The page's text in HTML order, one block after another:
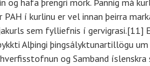
og hafa þrengri mörk. Þannig má
í kurlinu er vel innan þeirra
sem fylliefnis í gervigrasi.[11]
Alþingi þingsályktunartillögu
og Samband